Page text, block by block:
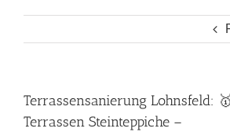
Terrassensanierung Lohnsfeld:
Terrassen Steinteppiche –